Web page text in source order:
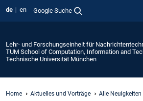
de en Google Suche
Lehr- und Forschungseinheit für
TUM School of Computation, Information and
Technische Universität München
Home Aktuelles und Vorträge Alle Neuigkeiten